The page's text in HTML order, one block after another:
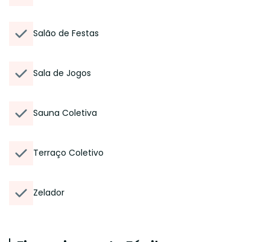
Salão de Festas
Sala de Jogos
Sauna Coletiva
Terraço Coletivo
Zelador